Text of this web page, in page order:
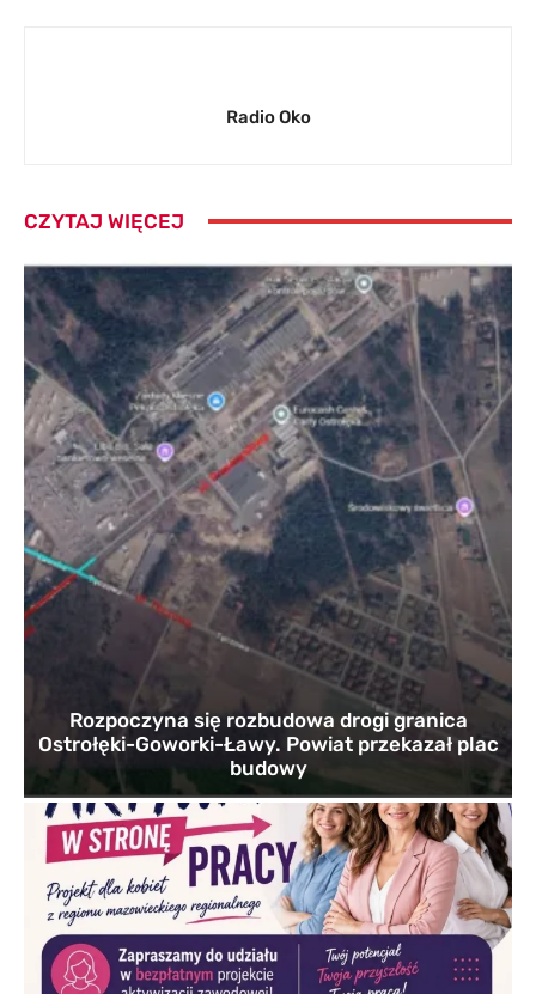
Radio Oko
CZYTAJ WIĘCEJ
Rozpoczyna się rozbudowa drogi granica
Ostrołęki-Goworki-Ławy. Powiat przekazał plac
budowy